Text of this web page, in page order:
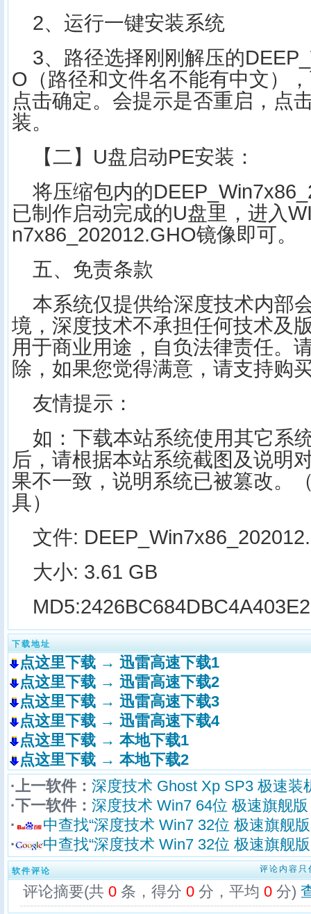
2、运行一键安装系统
3、路径选择刚刚解压的
O（路径和文件名不能有中文）
点击确定。会提示是否重启，点
装。
【二】U盘启动PE安装：
将压缩包内的
已制作启动完成的U盘里，进入
n7x86_202012.GHO镜像即可。
五、免责条款
本系统仅提供给深度技术内部
境，深度技术不承担任何技术及
用于商业用途，自负法律责任。
除，如果您觉得满意，请支持购
友情提示：
如：下载本站系统使用其它系
后，请根据本站系统截图及说明
果不一致，说明系统已被篡改。
具）
文件:
大小: 3.61 GB
MD5:
下载地址
点这里下载 → 迅雷高速下载1
点这里下载 → 迅雷高速下载2
点这里下载 → 迅雷高速下载3
点这里下载 → 迅雷高速下载4
点这里下载 → 本地下载1
点这里下载 → 本地下载2
·上一软件： 深度技术 Ghost Xp SP3 极速装
·下一软件： 深度技术 Win7 64位 极速旗舰
·
中查找“深度技术 Win7 32位 极速旗舰
·
中查找“深度技术 Win7 32位 极速旗舰
软件评论 评论内容只
评论摘要(共 0 条，得分 0 分，平均 0 分)